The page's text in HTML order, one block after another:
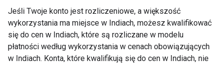
Jeśli Twoje konto jest rozliczeniowe, a większość
wykorzystania ma miejsce w Indiach, możesz kwalifikować
się do cen w Indiach, które są rozliczane w modelu
płatności według wykorzystania w cenach obowiązujących
w Indiach. Konta, które kwalifikują się do cen w Indiach, nie